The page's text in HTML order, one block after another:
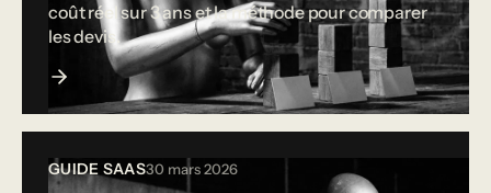
coût réel sur 3 ans et la méthode pour comparer
les devis.
GUIDE SAAS30 mars 2026